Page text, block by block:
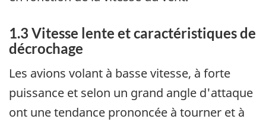
1.3 Vitesse lente et caractéristiques de
décrochage
Les avions volant à basse vitesse, à forte
puissance et selon un grand angle d'attaque
ont une tendance prononcée à tourner et à